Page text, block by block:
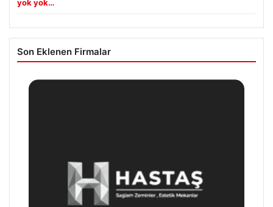
yok yok…
Son Eklenen Firmalar